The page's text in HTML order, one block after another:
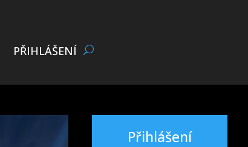
PŘIHLÁŠENÍ
Přihlášení